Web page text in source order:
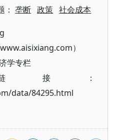
：垄断 政策 社会成本
）
学专栏
接：
data/84295.html